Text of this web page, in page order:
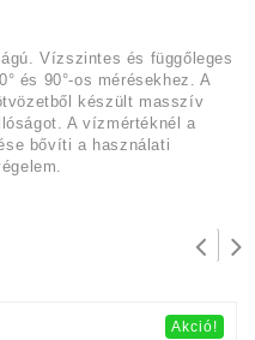
Vízszintes és függőleges
és 90°-os mérésekhez. A
készült masszív
A vízmértéknél a
bővíti a használati
Akció!